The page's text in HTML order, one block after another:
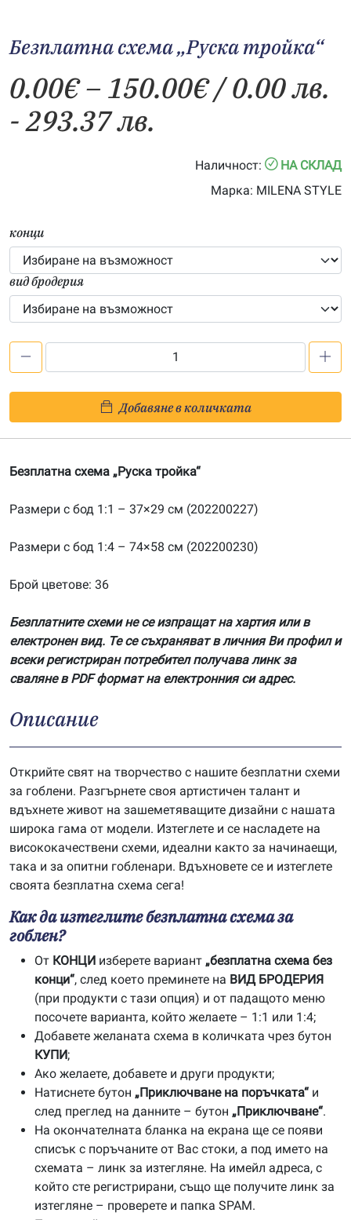
Безплатна схема „Руска тройка“
0.00€–150.00€Price
0.00€
through
/ 0.00 лв.
- 293.37 лв.
Наличност:
НА СКЛАД
Марка: MILENA STYLE
конци
вид бродерия
схема
„Руска
Добавяне в количката
Безплатна схема „Руска тройка“
Размери с бод 1:1 – 37×29 см (202200227)
Размери с бод 1:4 – 74×58 см (202200230)
Брой цветове: 36
Безплатните схеми не се изпращат на хартия или в
електронен вид. Те се съхраняват в личния Ви профил и
всеки регистриран потребител получава линк за
сваляне в PDF формат на електронния си адрес.
Описание
Открийте свят на творчество с нашите безплатни схеми
за гоблени. Разгърнете своя артистичен талант и
вдъхнете живот на зашеметяващите дизайни с нашата
широка гама от модели. Изтеглете и се насладете на
висококачествени схеми, идеални както за начинаещи,
така и за опитни гобленари. Вдъхновете се и изтеглете
своята безплатна схема сега!
Как да изтеглите безплатна схема за
гоблен?
От КОНЦИ изберете вариант „безплатна схема без
конци“, след което преминете на ВИД БРОДЕРИЯ
(при продукти с тази опция) и от падащото меню
посочете варианта, който желаете – 1:1 или 1:4;
Добавете желаната схема в количката чрез бутон
КУПИ;
Ако желаете, добавете и други продукти;
Натиснете бутон „Приключване на поръчката“ и
след преглед на данните – бутон „Приключване“.
На окончателната бланка на екрана ще се появи
списък с поръчаните от Вас стоки, а под името на
схемата – линк за изтегляне. На имейл адреса, с
който сте регистрирани, също ще получите линк за
изтегляне – проверете и папка SPAM.